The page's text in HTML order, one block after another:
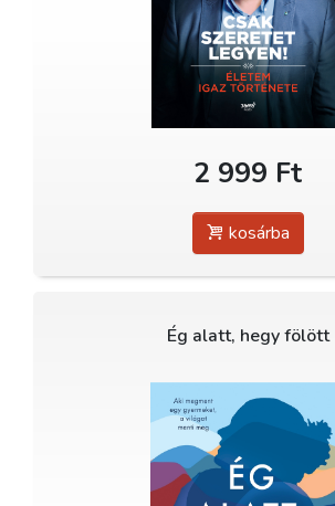
2 999 Ft
kosárba
Ég alatt, hegy fölött